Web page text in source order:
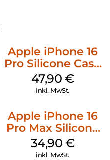
Apple iPhone 16
Pro Silicone Case
MagSafe Denim
47,90 €
inkl. MwSt.
Apple iPhone 16
Pro Max Silicone
Case MagSafe
Denim
34,90 €
inkl. MwSt.